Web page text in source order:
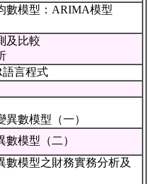
數模型：ARIMA模型
及比較
語言程式
數模型（一）
模型（二）
數模型之財務實務分析及